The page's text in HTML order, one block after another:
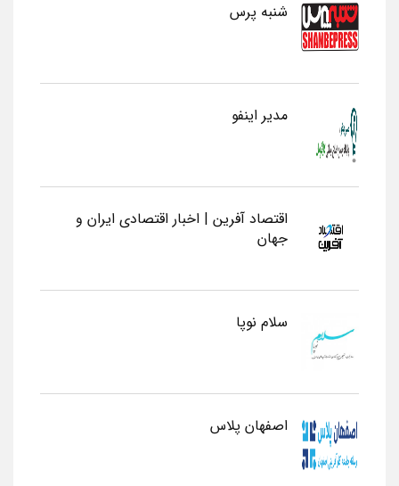
شنبه پرس
مدیر اینفو
اقتصاد آفرین | اخبار اقتصادی ایران و
جهان
سلام نوپا
اصفهان پلاس